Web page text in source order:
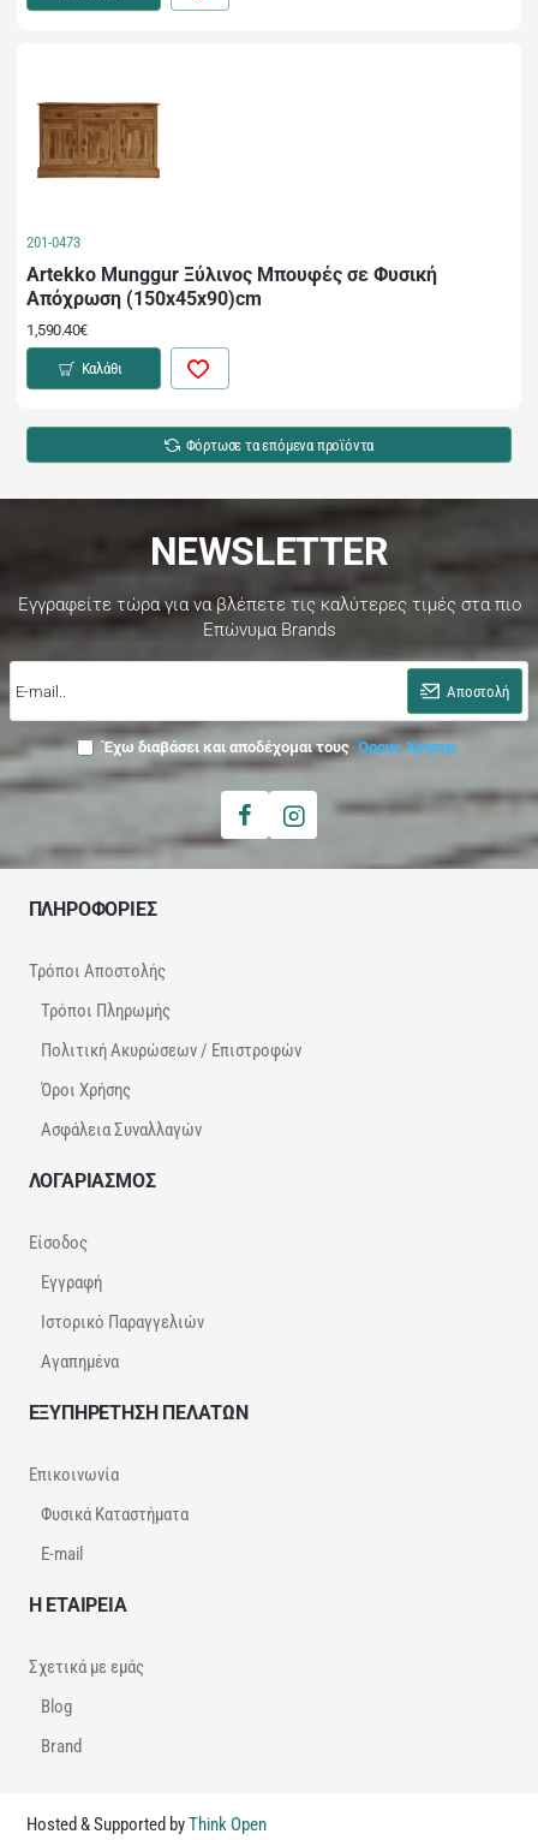
201-0473
Artekko Munggur Ξύλινος Μπουφές σε Φυσική
Απόχρωση (150x45x90)cm
1,590.40€
Καλάθι
Φόρτωσε τα επόμενα προϊόντα
NEWSLETTER
Εγγραφείτε τώρα για να βλέπετε τις καλύτερες τιμές στα πιο
Επώνυμα Brands
mail..
Αποστολή
Έχω διαβάσει και αποδέχομαι τους Όρους Χρήσης
ΠΛΗΡΟΦΟΡΙΕΣ
Τρόποι Αποστολής
Τρόποι Πληρωμής
Πολιτική Ακυρώσεων / Επιστροφών
Όροι Χρήσης
Ασφάλεια Συναλλαγών
ΛΟΓΑΡΙΑΣΜΟΣ
Είσοδος
Εγγραφή
Ιστορικό Παραγγελιών
Αγαπημένα
ΕΞΥΠΗΡΕΤΗΣΗ ΠΕΛΑΤΩΝ
Επικοινωνία
Φυσικά Καταστήματα
E-mail
Η ΕΤΑΙΡΕΙΑ
Σχετικά με εμάς
Blog
Brand
Hosted & Supported byThink Open